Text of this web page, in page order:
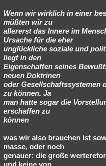
Wenn wir wirklich in einer
müßten wir zu
allererst das Innere im
Ursache für die eher
unglückliche soziale und
liegt in den
Eigenschaften seines
neuen Doktrinen
oder Gesellschaftssystemen
zu können. Ja
man hatte sogar die
erschaffen zu
können
was wir also brauchen ist
masse, oder noch
genauer: die große
und keine von